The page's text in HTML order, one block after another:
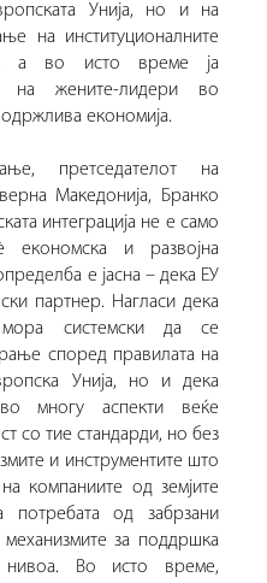
Унија, но и на
на институционалните
а во исто време ја
на жените-лидери во
економија.
претседателот на
Македонија, Бранко
интеграција не е само
економска и развојна
е јасна – дека ЕУ
партнер. Нагласи дека
мора системски да се
според правилата на
Унија, но и дека
многу аспекти веќе
со тие стандарди, но без
и инструментите што
компаниите од земјите
потребата од забрзани
за поддршка
Во исто време,